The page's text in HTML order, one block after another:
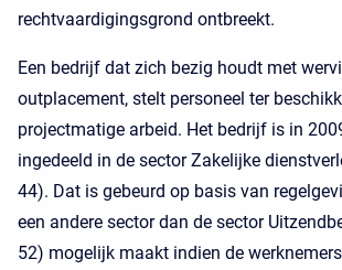
rechtvaardigingsgrond ontbreekt.
Een bedrijf dat zich bezig houdt met
outplacement, stelt personeel ter
projectmatige arbeid. Het bedrijf is in
ingedeeld in de sector Zakelijke
44). Dat is gebeurd op basis van
een andere sector dan de sector
52) mogelijk maakt indien de